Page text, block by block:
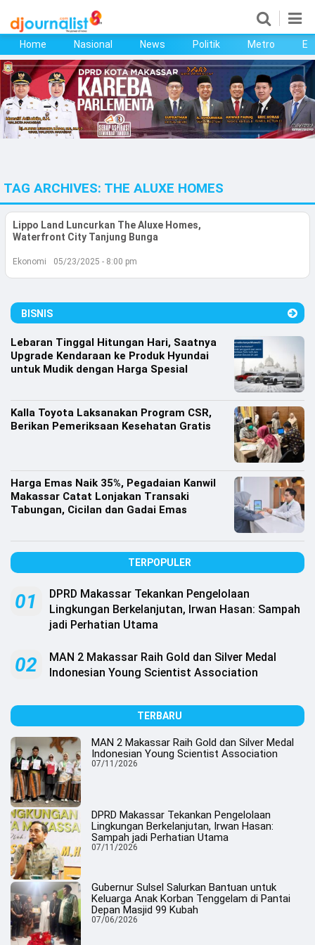
Home
Nasional
News
Metro
Ekonomi
Bisnis
Lifestyle
Olahraga
Opini
©
Copyright
Djournalist.com
Reserved
Home Nasional News Politik Metro
TAG ARCHIVES: THE ALUXE HOMES
Lippo Land Luncurkan The Aluxe Homes,
Waterfront City Tanjung Bunga
Ekonomi 05/23/2025 - 8:00 pm
BISNIS
Lebaran Tinggal Hitungan Hari, Saatnya
Upgrade Kendaraan ke Produk Hyundai
untuk Mudik dengan Harga Spesial
Kalla Toyota Laksanakan Program CSR,
Berikan Pemeriksaan Kesehatan Gratis
Harga Emas Naik 35%, Pegadaian Kanwil
Makassar Catat Lonjakan Transaki
Tabungan, Cicilan dan Gadai Emas
TERPOPULER
01
DPRD Makassar Tekankan Pengelolaan
Lingkungan Berkelanjutan, Irwan Hasan: Sampah
jadi Perhatian Utama
02
MAN 2 Makassar Raih Gold dan Silver Medal
Indonesian Young Scientist Association
TERBARU
MAN 2 Makassar Raih Gold dan Silver Medal
Indonesian Young Scientist Association
07/11/2026
DPRD Makassar Tekankan Pengelolaan
Lingkungan Berkelanjutan, Irwan Hasan:
Sampah jadi Perhatian Utama
07/11/2026
Gubernur Sulsel Salurkan Bantuan untuk
Keluarga Anak Korban Tenggelam di Pantai
Depan Masjid 99 Kubah
07/06/2026